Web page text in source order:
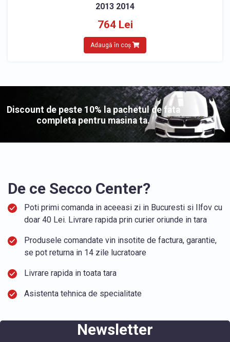
2013 2014
764 Lei
Adaugă în coș
Discount de peste 10% la pachetul de fata
completa pentru masina ta.
De ce Secco Center?
Poti primi comanda in aceeasi zi in Bucuresti si Ilfov cu
doar 40 Lei. Livrare rapida prin curier oriunde in tara
Produsele comandate vin insotite de factura, garantie,
se pot returna in 14 zile lucratoare
Livrare rapida in toata tara
Asistenta tehnica de specialitate
Newsletter